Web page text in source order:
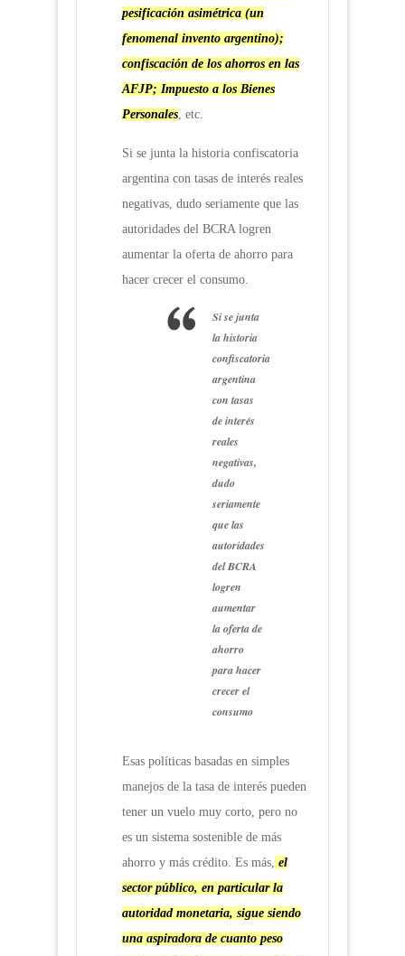
pesificación asimétrica (un
fenomenal invento argentino);
confiscación de los ahorros en las
AFJP; Impuesto a los Bienes
Personales, etc.
Si se junta la historia confiscatoria
argentina con tasas de interés reales
negativas, dudo seriamente que las
autoridades del BCRA logren
aumentar la oferta de ahorro para
hacer crecer el consumo.
Si se junta
la historia
confiscatoria
argentina
con tasas
de interés
reales
negativas,
dudo
seriamente
que las
autoridades
del BCRA
logren
aumentar
la oferta de
ahorro
para hacer
crecer el
consumo
Esas políticas basadas en simples
manejos de la tasa de interés pueden
tener un vuelo muy corto, pero no
es un sistema sostenible de más
ahorro y más crédito. Es más, el
sector público, en particular la
autoridad monetaria, sigue siendo
una aspiradora de cuanto peso